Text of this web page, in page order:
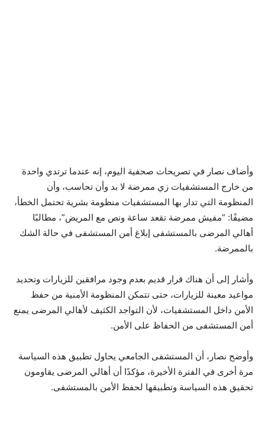
وأضاف نصار في تصريحات صحفية اليوم، إنه عندما ترتدي واحدة
من خارج المستشفيات زي ممرضة لا بد وأن تحاسب، وأن
المنظومة التي تدار بها المستشفيات منظومة بشرية تحتمل الخطأ،
مضيفًا: “مفيش ممرضة تقعد ساعة ونص مع المريض”، مطالبًا
أهالي المرضى بالمستشفى إبلاغ أمن المستشفى في حالة الشك
بالممرضة.
وأشار إلى أن هناك قرار قديم بعدم وجود مرافقين للزيارات وتحديد
مواعيد معينة للزيارات، حتى تتمكن المنظومة الأمنية من حفظ
الأمن داخل المستشفيات، لأن التواجد الكثيف لأهالي المرضى يمنع
أمن المستشفى من الحفاظ على الأمن.
وأوضح نصار، أن المستشفى الجامعي يحاول تطبيق هذه السياسة
مرة أخرى في الفترة الأخيرة، مؤكدًا أن أهالي المرضى يقاومون
تحقيق هذه السياسة وتطبيقها لحفظ الأمن بالمستشفى.